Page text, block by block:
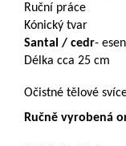
Ruční práce
Kónický tvar
Santal / cedr-
Délka cca 25 cm
Očistné tělové
Ručně vyrobená